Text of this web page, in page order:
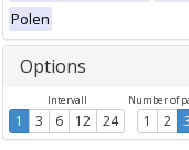
Polen
Options
Intervall
1 3 6 12 24
Number of
1 2 3